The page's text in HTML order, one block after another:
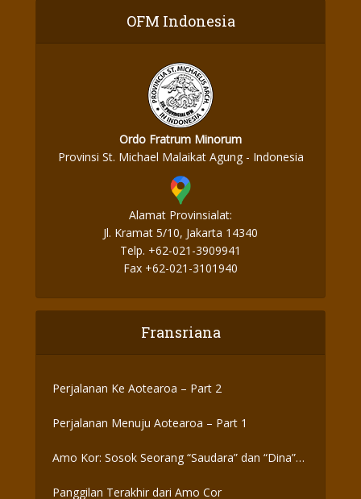
OFM Indonesia
Ordo Fratrum Minorum
Provinsi St. Michael Malaikat Agung - Indonesia
Alamat Provinsialat:
Jl. Kramat 5/10, Jakarta 14340
Telp. +62-021-3909941
Fax +62-021-3101940
Fransriana
Perjalanan Ke Aotearoa – Part 2
Perjalanan Menuju Aotearoa – Part 1
Amo Kor: Sosok Seorang “Saudara” dan “Dina”
Panggilan Terakhir dari Amo Cor